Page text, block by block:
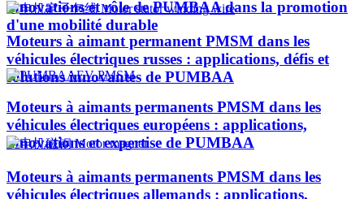
innovations et rôle de PUMBAA dans la promotion
d'une mobilité durable
Moteurs à aimant permanent PMSM dans les
véhicules électriques russes : applications, défis et
solutions innovantes de PUMBAA
Moteurs à aimants permanents PMSM dans les
véhicules électriques européens : applications,
innovations et expertise de PUMBAA
Moteurs à aimants permanents PMSM dans les
véhicules électriques allemands : applications,